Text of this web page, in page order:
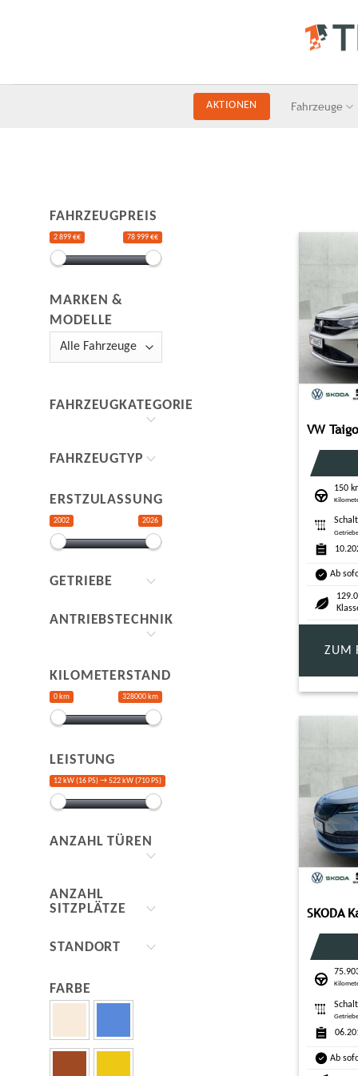
AKTIONEN Fahrzeuge
FAHRZEUGPREIS
2 899 €€ 78 999 €€
MARKEN &
MODELLE
FAHRZEUGKATEGORIE
FAHRZEUGTYP
ERSTZULASSUNG
2002 2026
GETRIEBE
ANTRIEBSTECHNIK
KILOMETERSTAND
0 km 328000 km
LEISTUNG
12 kW (16 PS) →522 kW (710 PS)
ANZAHL TÜREN
ANZAHL
SITZPLÄTZE
STANDORT
FARBE
150
Ab
ZUM
Ab